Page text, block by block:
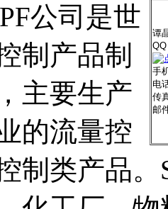
谭
手
电
传
邮
公司是世
制产品制
主要生产
的流量控
制类产品